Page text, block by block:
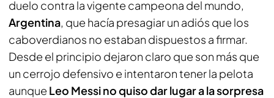
duelo contra la vigente campeona del mundo,
Argentina, que hacía presagiar un adiós que los
caboverdianos no estaban dispuestos a firmar.
Desde el principio dejaron claro que son más que
un cerrojo defensivo e intentaron tener la pelota
aunque Leo Messi no quiso dar lugar a la sorpresa